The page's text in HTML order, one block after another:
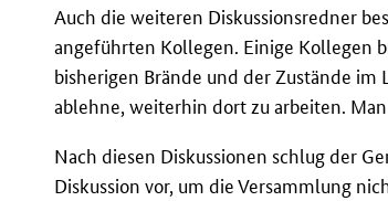
Auch die weiteren Diskussionsredner
angeführten Kollegen. Einige Kollegen
bisherigen Brände und der Zustände
ablehne, weiterhin dort zu arbeiten.
Nach diesen Diskussionen schlug der
Diskussion vor, um die Versammlung